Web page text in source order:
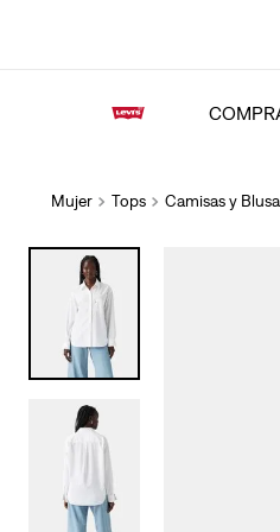
Mujer Tops Camisas y